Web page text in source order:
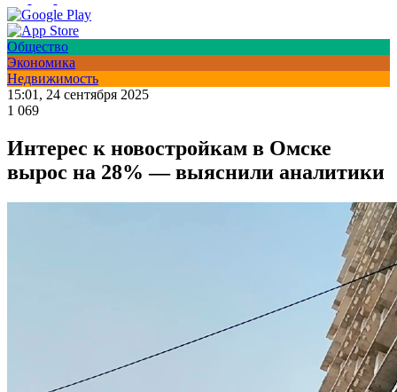
Общество
Экономика
Недвижимость
15:01, 24 сентября 2025
1 069
Интерес к новостройкам в Омске
вырос на 28% — выяснили аналитики